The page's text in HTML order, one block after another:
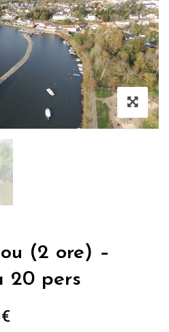
(2 ore) –
20 pers
€Fascia